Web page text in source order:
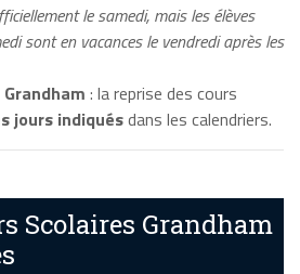
le samedi, mais les élèves
sont en vacances le vendredi après les
: la reprise des cours
jours indiquésdans les calendriers.
Scolaires Grandham